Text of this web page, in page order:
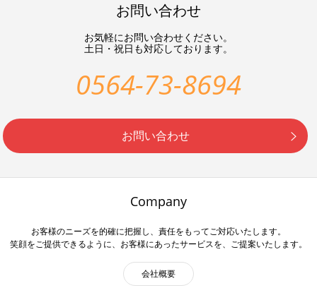
お問い合わせ
お気軽にお問い合わせください。
土日・祝日も対応しております。
0564-73-8694
お問い合わせ
Company
お客様のニーズを的確に把握し、責任をもってご対応いたします。
笑顔をご提供できるように、お客様にあったサービスを、ご提案いたします。
会社概要